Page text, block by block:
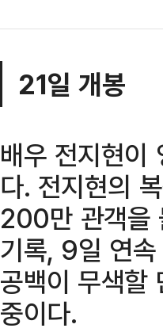
21일 개봉
배우 전지현이
다. 전지현의
200만 관객을
기록, 9일 연
공백이 무색할
중이다.